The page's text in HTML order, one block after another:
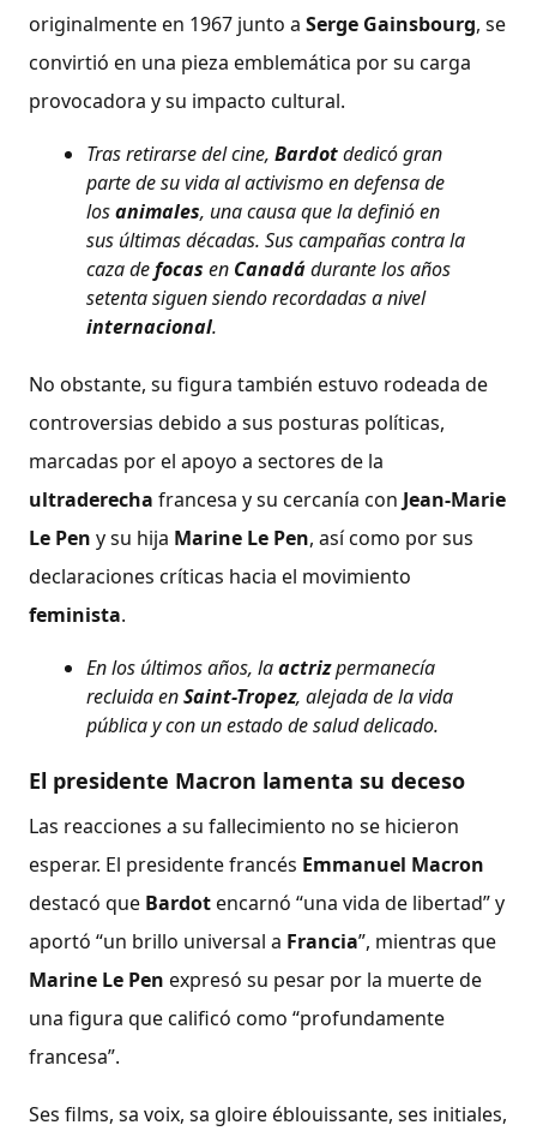
originalmente en 1967 junto a Serge Gainsbourg, se
convirtió en una pieza emblemática por su carga
provocadora y su impacto cultural.
Tras retirarse del cine, Bardotdedicó gran
parte de su vida al activismo en defensa de
losanimales, una causa que la definió en
sus últimas décadas. Sus campañas contra la
caza defocas en Canadádurante los años
setenta siguen siendo recordadas a nivel
internacional.
No obstante, su figura también estuvo rodeada de
controversias debido a sus posturas políticas,
marcadas por el apoyo a sectores de la
ultraderecha francesa y su cercanía con Jean-Marie
Le Pen y su hija Marine Le Pen, así como por sus
declaraciones críticas hacia el movimiento
feminista.
En los últimos años, laactrizpermanecía
recluida enSaint-Tropez, alejada de la vida
pública y con un estado de salud delicado.
El presidente Macron lamenta su deceso
Las reacciones a su fallecimiento no se hicieron
esperar. El presidente francés Emmanuel Macron
destacó que Bardotencarnó “una vida de libertad” y
aportó “un brillo universal a Francia”, mientras que
Marine Le Pen expresó su pesar por la muerte de
una figura que calificó como “profundamente
francesa”.
Ses films, sa voix, sa gloire éblouissante, ses initiales,